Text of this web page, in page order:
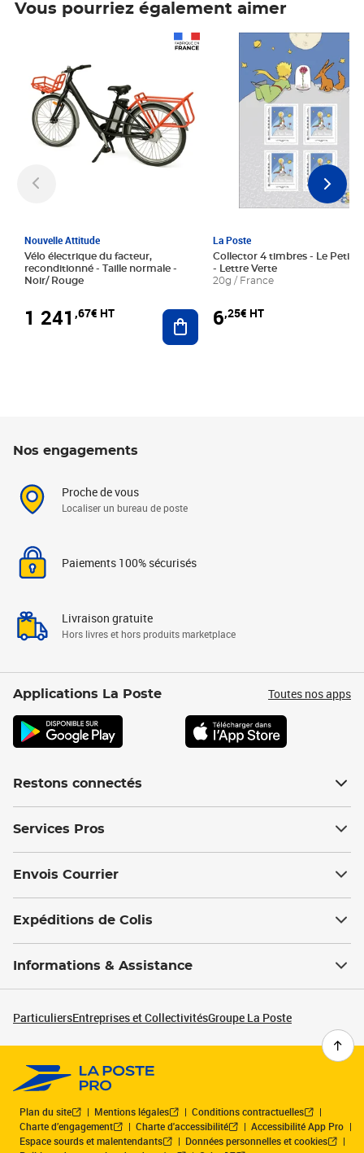
Vous pourriez également aimer
Nouvelle Attitude
Vélo électrique du facteur,
reconditionné - Taille normale -
Noir/ Rouge
1 241 ,67€ HT Ajouter au panier
La Poste
Collector 4 timbres - Le Petit
- Lettre Verte
20g / France
6,25€ HT
Prix 6,25€ HT
Nos engagements
Proche de vous
Localiser un bureau de poste
Paiements 100% sécurisés
Livraison gratuite
Hors livres et hors produits marketplace
Applications La Poste Toutes nos apps
Restons connectés
Services Pros
Envois Courrier
Expéditions de Colis
Informations & Assistance
ParticuliersEntreprises et CollectivitésGroupe La Poste
Plan du site Mentions légales
Conditions contractuelles
Charte d’engagement
Charte d'accessibilité
Accessibilité App Pro
Espace sourds et malentendants
Données personnelles et cookies